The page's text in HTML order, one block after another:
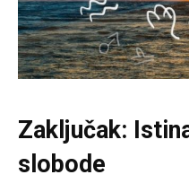
Zaključak:
slobode